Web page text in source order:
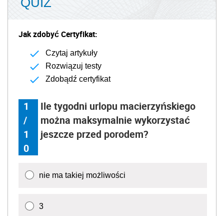
Jak zdobyć Certyfikat:
Czytaj artykuły
Rozwiązuj testy
Zdobądź certyfikat
1
/
1
0
Ile tygodni urlopu macierzyńskiego
można maksymalnie wykorzystać
jeszcze przed porodem?
nie ma takiej możliwości
3